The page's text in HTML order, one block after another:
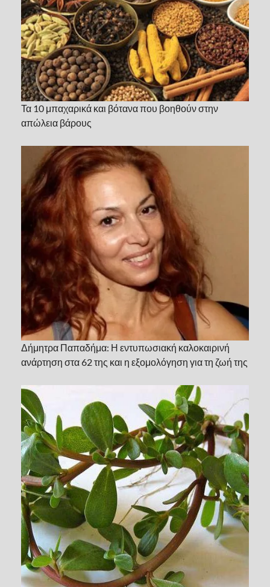
Τα 10 μπαχαρικά και βότανα που βοηθούν στην
απώλεια βάρους
Δήμητρα Παπαδήμα: Η εντυπωσιακή καλοκαιρινή
ανάρτηση στα 62 της και η εξομολόγηση για τη ζωή της